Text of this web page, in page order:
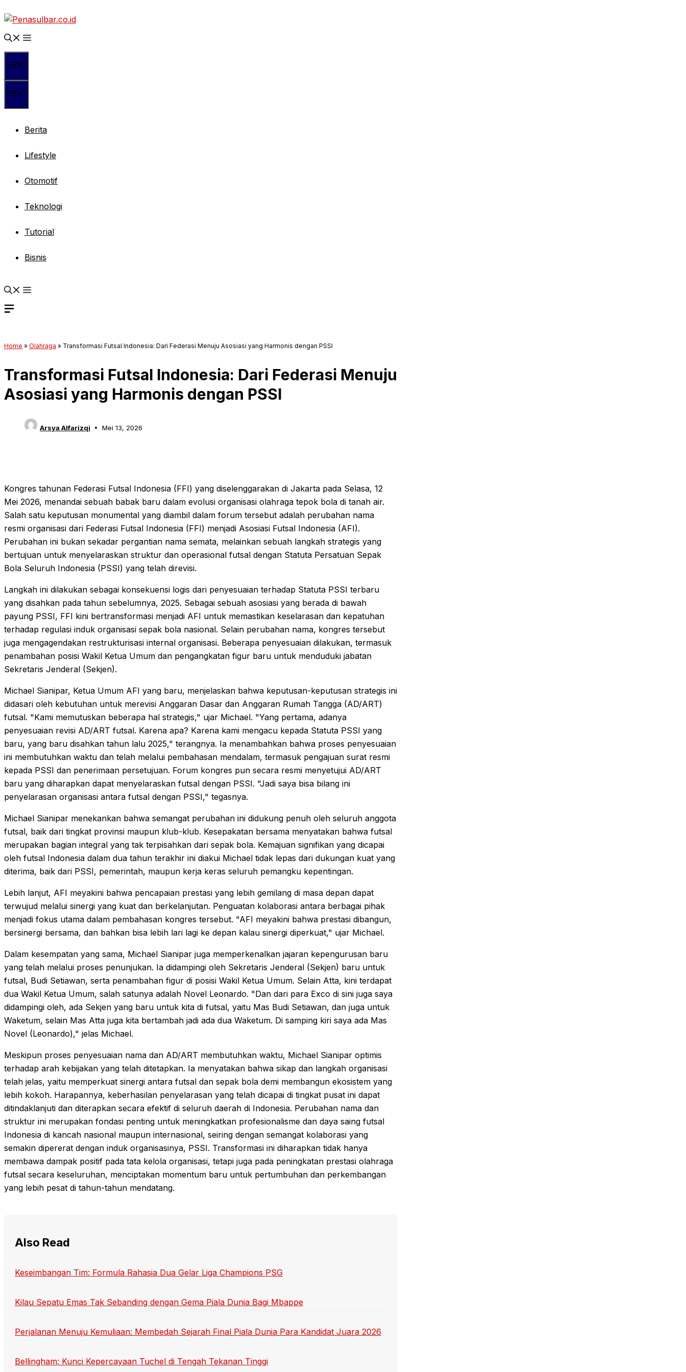
ke
isi
Berita
Lifestyle
Otomotif
Teknologi
Tutorial
Bisnis
Home » Olahraga » Transformasi Futsal Indonesia: Dari Federasi Menuju Asosiasi yang Harmonis dengan PSSI
Transformasi Futsal Indonesia: Dari Federasi Menuju
Asosiasi yang Harmonis dengan PSSI
Arsya Alfarizqi Mei 13, 2026
Kongres tahunan Federasi Futsal Indonesia (FFI) yang diselenggarakan di Jakarta pada Selasa, 12
Mei 2026, menandai sebuah babak baru dalam evolusi organisasi olahraga tepok bola di tanah air.
Salah satu keputusan monumental yang diambil dalam forum tersebut adalah perubahan nama
resmi organisasi dari Federasi Futsal Indonesia (FFI) menjadi Asosiasi Futsal Indonesia (AFI).
Perubahan ini bukan sekadar pergantian nama semata, melainkan sebuah langkah strategis yang
bertujuan untuk menyelaraskan struktur dan operasional futsal dengan Statuta Persatuan Sepak
Bola Seluruh Indonesia (PSSI) yang telah direvisi.
Langkah ini dilakukan sebagai konsekuensi logis dari penyesuaian terhadap Statuta PSSI terbaru
yang disahkan pada tahun sebelumnya, 2025. Sebagai sebuah asosiasi yang berada di bawah
payung PSSI, FFI kini bertransformasi menjadi AFI untuk memastikan keselarasan dan kepatuhan
terhadap regulasi induk organisasi sepak bola nasional. Selain perubahan nama, kongres tersebut
juga mengagendakan restrukturisasi internal organisasi. Beberapa penyesuaian dilakukan, termasuk
penambahan posisi Wakil Ketua Umum dan pengangkatan figur baru untuk menduduki jabatan
Sekretaris Jenderal (Sekjen).
Michael Sianipar, Ketua Umum AFI yang baru, menjelaskan bahwa keputusan-keputusan strategis ini
didasari oleh kebutuhan untuk merevisi Anggaran Dasar dan Anggaran Rumah Tangga (AD/ART)
futsal. "Kami memutuskan beberapa hal strategis," ujar Michael. "Yang pertama, adanya
penyesuaian revisi AD/ART futsal. Karena apa? Karena kami mengacu kepada Statuta PSSI yang
baru, yang baru disahkan tahun lalu 2025," terangnya. Ia menambahkan bahwa proses penyesuaian
ini membutuhkan waktu dan telah melalui pembahasan mendalam, termasuk pengajuan surat resmi
kepada PSSI dan penerimaan persetujuan. Forum kongres pun secara resmi menyetujui AD/ART
baru yang diharapkan dapat menyelaraskan futsal dengan PSSI. "Jadi saya bisa bilang ini
penyelarasan organisasi antara futsal dengan PSSI," tegasnya.
Michael Sianipar menekankan bahwa semangat perubahan ini didukung penuh oleh seluruh anggota
futsal, baik dari tingkat provinsi maupun klub-klub. Kesepakatan bersama menyatakan bahwa futsal
merupakan bagian integral yang tak terpisahkan dari sepak bola. Kemajuan signifikan yang dicapai
oleh futsal Indonesia dalam dua tahun terakhir ini diakui Michael tidak lepas dari dukungan kuat yang
diterima, baik dari PSSI, pemerintah, maupun kerja keras seluruh pemangku kepentingan.
Lebih lanjut, AFI meyakini bahwa pencapaian prestasi yang lebih gemilang di masa depan dapat
terwujud melalui sinergi yang kuat dan berkelanjutan. Penguatan kolaborasi antara berbagai pihak
menjadi fokus utama dalam pembahasan kongres tersebut. "AFI meyakini bahwa prestasi dibangun,
bersinergi bersama, dan bahkan bisa lebih lari lagi ke depan kalau sinergi diperkuat," ujar Michael.
Dalam kesempatan yang sama, Michael Sianipar juga memperkenalkan jajaran kepengurusan baru
yang telah melalui proses penunjukan. Ia didampingi oleh Sekretaris Jenderal (Sekjen) baru untuk
futsal, Budi Setiawan, serta penambahan figur di posisi Wakil Ketua Umum. Selain Atta, kini terdapat
dua Wakil Ketua Umum, salah satunya adalah Novel Leonardo. "Dan dari para Exco di sini juga saya
didampingi oleh, ada Sekjen yang baru untuk kita di futsal, yaitu Mas Budi Setiawan, dan juga untuk
Waketum, selain Mas Atta juga kita bertambah jadi ada dua Waketum. Di samping kiri saya ada Mas
Novel (Leonardo)," jelas Michael.
Meskipun proses penyesuaian nama dan AD/ART membutuhkan waktu, Michael Sianipar optimis
terhadap arah kebijakan yang telah ditetapkan. Ia menyatakan bahwa sikap dan langkah organisasi
telah jelas, yaitu memperkuat sinergi antara futsal dan sepak bola demi membangun ekosistem yang
lebih kokoh. Harapannya, keberhasilan penyelarasan yang telah dicapai di tingkat pusat ini dapat
ditindaklanjuti dan diterapkan secara efektif di seluruh daerah di Indonesia. Perubahan nama dan
struktur ini merupakan fondasi penting untuk meningkatkan profesionalisme dan daya saing futsal
Indonesia di kancah nasional maupun internasional, seiring dengan semangat kolaborasi yang
semakin dipererat dengan induk organisasinya, PSSI. Transformasi ini diharapkan tidak hanya
membawa dampak positif pada tata kelola organisasi, tetapi juga pada peningkatan prestasi olahraga
futsal secara keseluruhan, menciptakan momentum baru untuk pertumbuhan dan perkembangan
yang lebih pesat di tahun-tahun mendatang.
Also Read
Keseimbangan Tim: Formula Rahasia Dua Gelar Liga Champions PSG
Kilau Sepatu Emas Tak Sebanding dengan Gema Piala Dunia Bagi Mbappe
Perjalanan Menuju Kemuliaan: Membedah Sejarah Final Piala Dunia Para Kandidat Juara 2026
Bellingham: Kunci Kepercayaan Tuchel di Tengah Tekanan Tinggi